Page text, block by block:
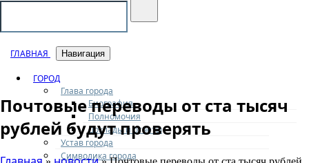
ГЛАВНАЯ Навигация
ГОРОД
Глава города
Биография
Полномочия
Доклады и отчеты
Устав города
Символика города
Почтовые переводы от ста тысяч
рублей будут проверять